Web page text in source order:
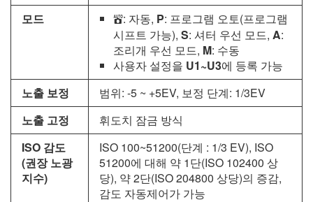
모드
b: 자동, P: 프로그램 오토(프로그램
시프트 가능), S: 셔터 우선 모드, A:
조리개 우선 모드, M: 수동
사용자 설정을 U1~U3에 등록 가능
노출 보정
범위: -5 ~ +5EV, 보정 단계: 1/3EV
노출 고정
휘도치 잠금 방식
ISO 감도
(권장 노광
지수)
ISO 100~51200(단계 : 1/3 EV), ISO
51200에 대해 약 1단(ISO 102400 상
당), 약 2단(ISO 204800 상당)의 증감,
감도 자동제어가 가능